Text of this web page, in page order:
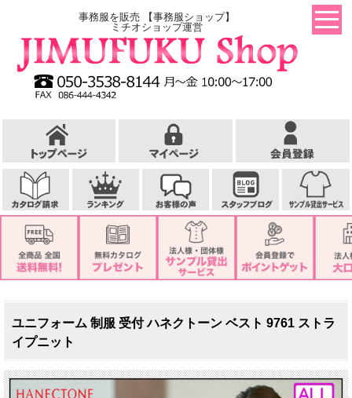
事務服を販売 【事務服ショップ】
ミチオショップ運営
ユニフォーム 制服 受付 ハネクトーン ベスト 9761 ストラ
イプニット